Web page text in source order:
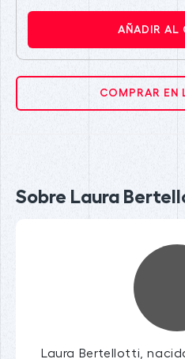
AÑADIR AL
COMPRAR EN
Sobre Laura
Laura Bertellotti,